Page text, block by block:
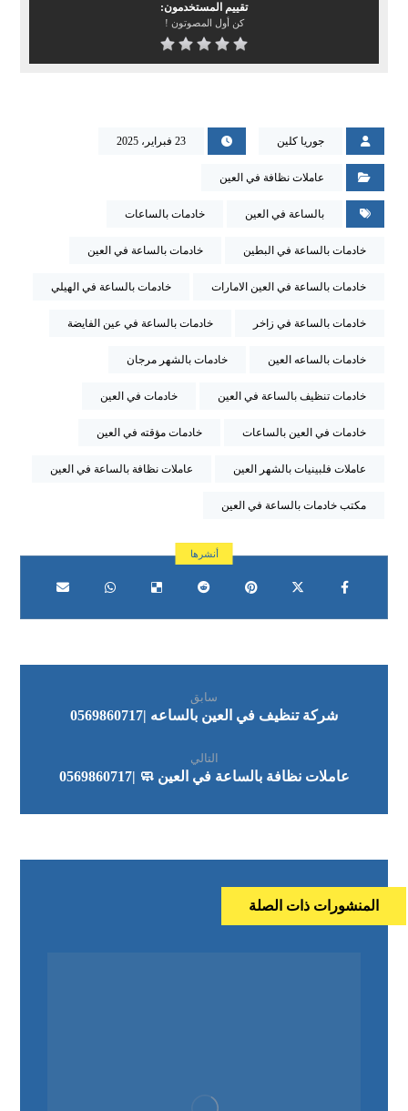
تقييم المستخدمون:
كن أول المصوتون !
جوريا كلين 23 فبراير، 2025
عاملات نظافة في العين
بالساعة في العين خادمات بالساعات
خادمات بالساعة في البطين خادمات بالساعة في العين
خادمات بالساعة في العين الامارات خادمات بالساعة في الهيلي
خادمات بالساعة في زاخر خادمات بالساعة في عين الفايضة
خادمات بالساعه العين خادمات بالشهر مرجان
خادمات تنظيف بالساعة في العين خادمات في العين
خادمات في العين بالساعات خادمات مؤقته في العين
عاملات فلبينيات بالشهر العين عاملات نظافة بالساعة في العين
مكتب خادمات بالساعة في العين
سابق
شركة تنظيف في العين بالساعه |0569860717
التالي
عاملات نظافة بالساعة في العين 🧼 |0569860717
المنشورات ذات الصلة